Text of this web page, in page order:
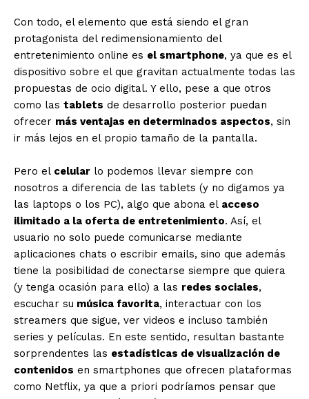
Con todo, el elemento que está siendo el gran
protagonista del redimensionamiento del
entretenimiento online es el smartphone, ya que es el
dispositivo sobre el que gravitan actualmente todas las
propuestas de ocio digital. Y ello, pese a que otros
como las tablets de desarrollo posterior puedan
ofrecer más ventajas en determinados aspectos, sin
ir más lejos en el propio tamaño de la pantalla.
Pero el celular lo podemos llevar siempre con
nosotros a diferencia de las tablets (y no digamos ya
las laptops o los PC), algo que abona el acceso
ilimitado a la oferta de entretenimiento. Así, el
usuario no solo puede comunicarse mediante
aplicaciones chats o escribir emails, sino que además
tiene la posibilidad de conectarse siempre que quiera
(y tenga ocasión para ello) a las redes sociales,
escuchar su música favorita, interactuar con los
streamers que sigue, ver videos e incluso también
series y películas. En este sentido, resultan bastante
sorprendentes las estadísticas de visualización de
contenidos en smartphones que ofrecen plataformas
como Netflix, ya que a priori podríamos pensar que